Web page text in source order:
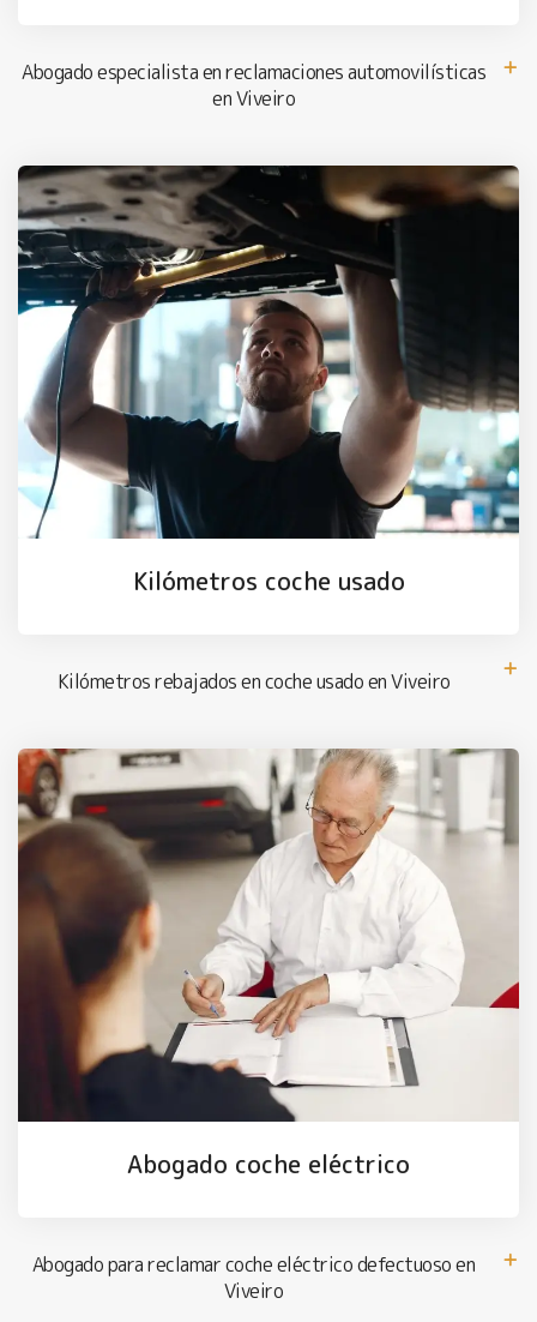
Abogado especialista en reclamaciones automovilísticas
en Viveiro
Kilómetros coche usado
Kilómetros rebajados en coche usado en Viveiro
Abogado coche eléctrico
Abogado para reclamar coche eléctrico defectuoso en
Viveiro